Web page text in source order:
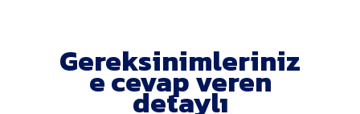
Gereksinimleriniz
e cevap veren
detaylı